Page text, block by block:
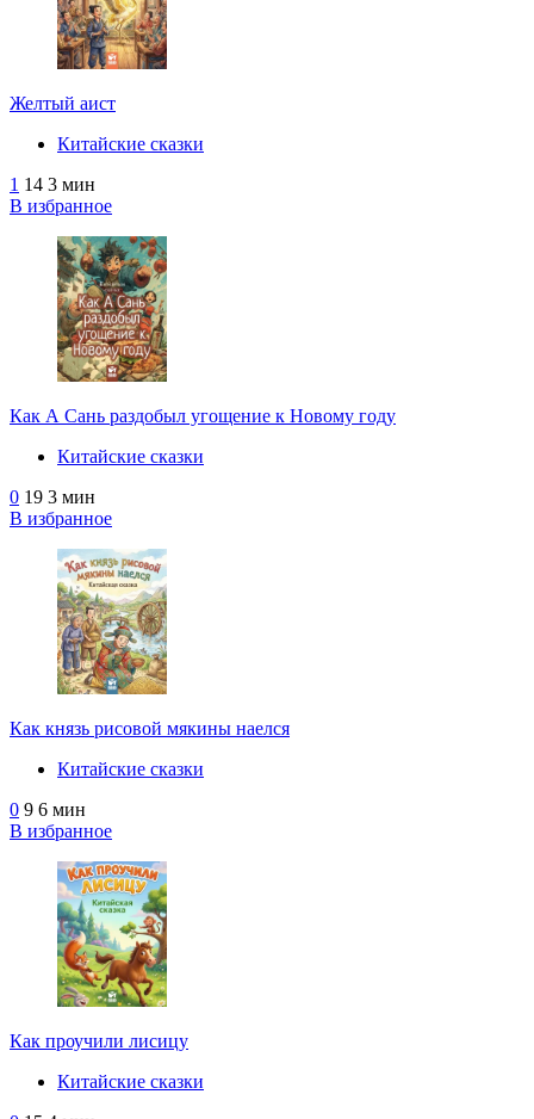
Желтый аист
Китайские сказки
1 14 3 мин
В избранное
Как А Сань раздобыл угощение к Новому году
Китайские сказки
0 19 3 мин
В избранное
Как князь рисовой мякины наелся
Китайские сказки
0 9 6 мин
В избранное
Как проучили лисицу
Китайские сказки